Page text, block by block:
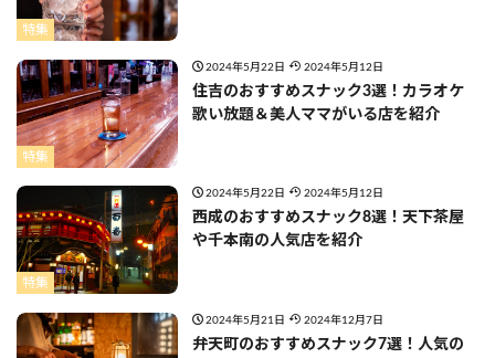
特集
特集
2024年5月22日 2024年5月12日
住吉のおすすめスナック3選！カラオケ
歌い放題＆美人ママがいる店を紹介
特集
2024年5月22日 2024年5月12日
西成のおすすめスナック8選！天下茶屋
や千本南の人気店を紹介
2024年5月21日 2024年12月7日
弁天町のおすすめスナック7選！人気の